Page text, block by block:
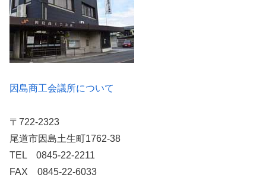
因島商工会議所について
〒722-2323
尾道市因島土生町1762-38
TEL 0845-22-2211
FAX 0845-22-6033